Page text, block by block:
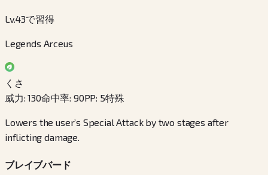
Lv.43で習得
Legends Arceus
くさ
威力:130命中率: 90PP: 5特殊
Lowers the user’s Special Attack by two stages after
inflicting damage.
ブレイブバード